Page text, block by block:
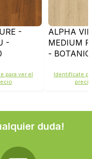
-
-
para ver el
ALPHA
MEDIUM
-
Identifícate
precio
duda!